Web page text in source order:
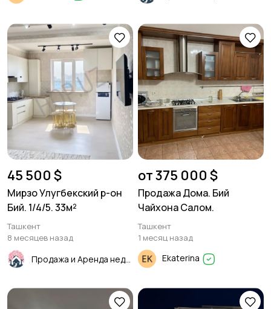
45 500 $
Мирзо Улугбекский р-он
Бий. 1/4/5. 33м²
Ташкент
8 месяцев назад
от 375 000 $
Продажа Дома. Бий
Чайхона Салом.
Ташкент
1 месяц назад
Ekaterina